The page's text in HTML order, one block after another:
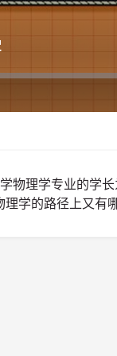
物理学专业的学
学的路径上又有